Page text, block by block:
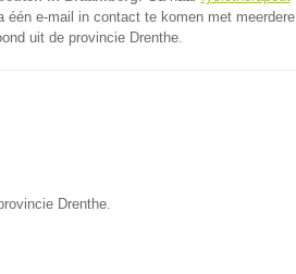
één e-mail in contact te komen met meerdere
uit de provincie Drenthe.
Drenthe.